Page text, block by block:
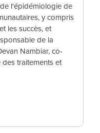
l'épidémiologie de
y compris
les succès, et
de la
Nambiar, co-
traitements et